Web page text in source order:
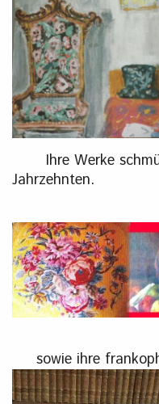
Ihre Werke
Jahrzehnten.
sowie ihre